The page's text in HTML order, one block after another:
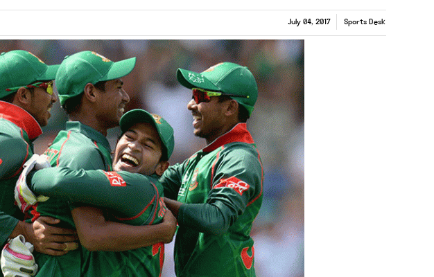
Sports Desk
July 04, 2017